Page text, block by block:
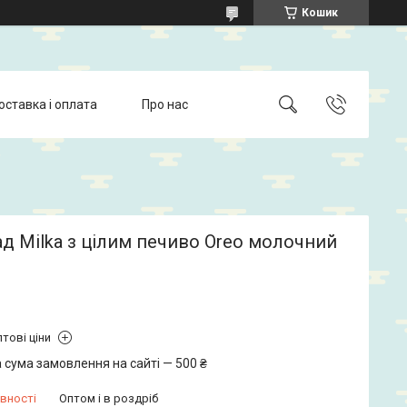
Кошик
і оплата Про нас
Milka з цілим печиво Oreo молочний
ціни
сума замовлення на сайті — 500 ₴
Оптом і в роздріб